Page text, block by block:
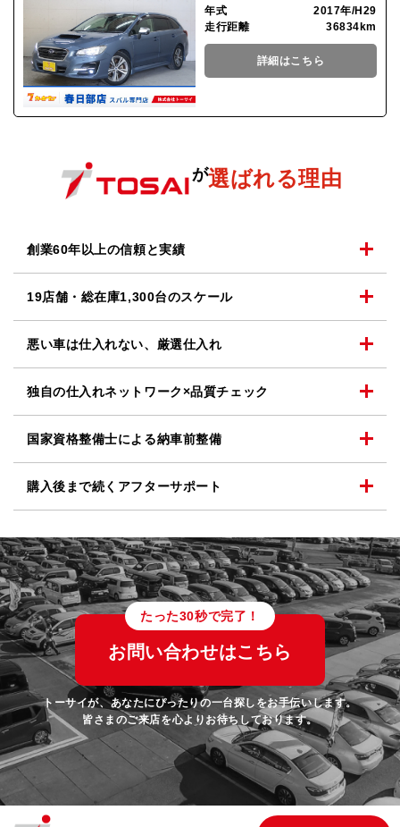
年式
2017年/H29
走行距離
36834km
詳細はこちら
が選ばれる理由
創業60年以上の信頼と実績
19店舗・総在庫1,300台のスケール
悪い車は仕入れない、 厳選仕入れ
独自の仕入れネットワーク×品質チェック
国家資格整備士による納車前整備
購入後まで続く アフターサポート
たった30秒で完了！
お問い合わせはこちら
トーサイが、あなたにぴったりの一台探しをお手伝いします。
皆さまのご来店を心よりお待ちしております。